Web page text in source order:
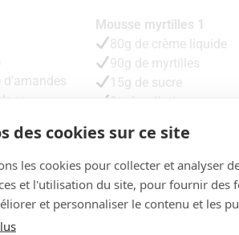
fondu
(50g)
Mousse myrtilles 1
80g de crème liquide
90g de myrtilles
15g de sucre
2g de gélatine
Mousse myrtilles 2
55g de myrtilles
30g de sucre
110g de crème
des cookies sur ce site
les cookies pour collecter et analyser
et l'utilisation du site, pour fournir des
et personnaliser le contenu et les